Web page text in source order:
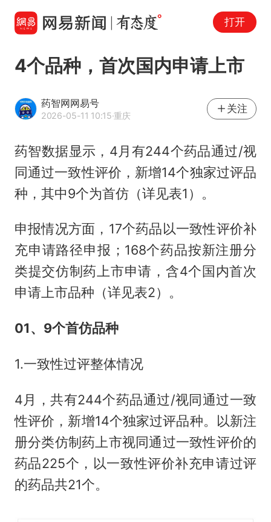
打开
4个品种，首次国内申请上市
药智网网易号
2026-05-11 10:15·重庆
关注
药智数据显示，4月有244个药品通过/视
同通过一致性评价，新增14个独家过评品
种，其中9个为首仿（详见表1）。
申报情况方面，17个药品以一致性评价补
充申请路径申报；168个药品按新注册分
类提交仿制药上市申请，含4个国内首次
申请上市品种（详见表2）。
01、9个首仿品种
1.一致性过评整体情况
4月，共有244个药品通过/视同通过一致
性评价，新增14个独家过评品种。以新注
册分类仿制药上市视同通过一致性评价的
药品225个，以一致性评价补充申请过评
的药品共21个。